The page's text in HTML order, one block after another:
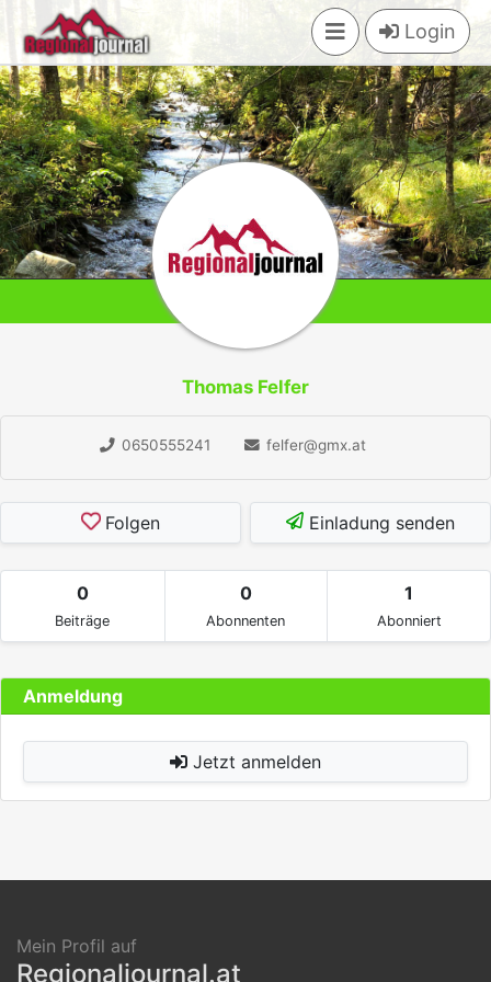
Login
Thomas Felfer
0650555241 felfer@gmx.at
Folgen Einladung senden
0
Beiträge
0
Abonnenten
1
Abonniert
Anmeldung
Jetzt anmelden
Mein Profil auf
Regionaljournal.at